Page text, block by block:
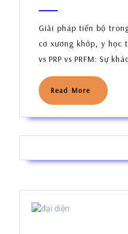
TẠO
CƠ
THỂ
–
BẰNG
CHẾ
PHẨM
GIÀU
CẦU
Giải pháp tiến bộ
cơ xương khớp, y học
vs PRP vs PRFM: Sự
Read More
Read
More